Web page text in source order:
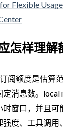
Flexible
怎样理解
阅额度是估算
消息数。local
时窗口，并且可
度、工具调用